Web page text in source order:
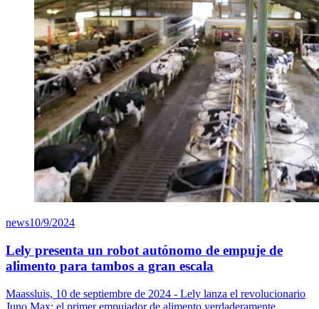
news10/9/2024
Lely presenta un robot autónomo de empuje de
alimento para tambos a gran escala
Maassluis, 10 de septiembre de 2024 - Lely lanza el revolucionario
Juno Max: el primer empujador de alimento verdaderamente